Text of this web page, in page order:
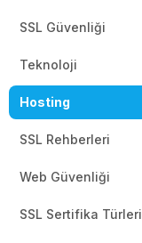
SSL Güvenliği
Teknoloji
Hosting
SSL Rehberleri
Web Güvenliği
SSL Sertifika Türleri